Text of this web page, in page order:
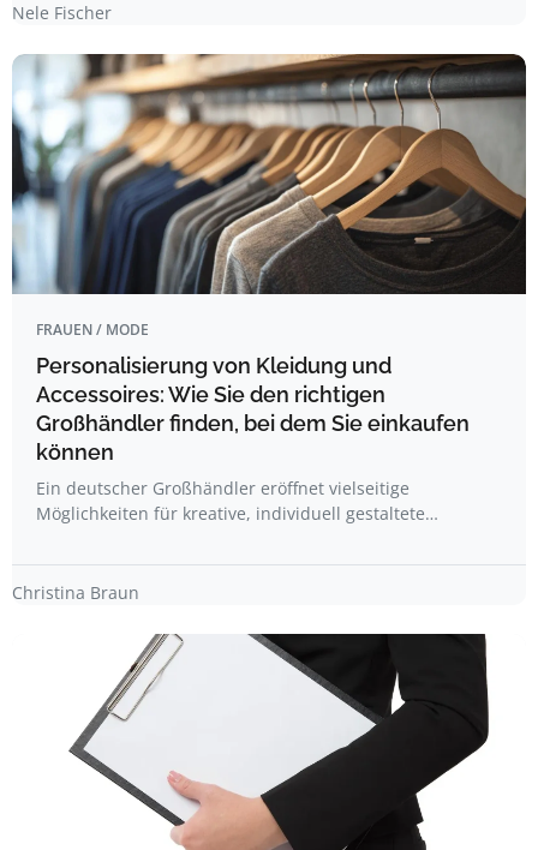
Nele Fischer
FRAUEN / MODE
Personalisierung von Kleidung und
Accessoires: Wie Sie den richtigen
Großhändler finden, bei dem Sie einkaufen
können
Ein deutscher Großhändler eröffnet vielseitige
Möglichkeiten für kreative, individuell gestaltete…
Christina Braun